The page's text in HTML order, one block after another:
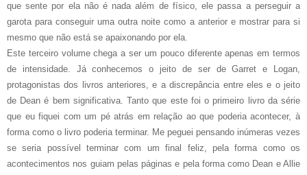
que sente por ela não é nada além de físico, ele passa a perseguir a
garota para conseguir uma outra noite como a anterior e mostrar para si
mesmo que não está se apaixonando por ela.
Este terceiro volume chega a ser um pouco diferente apenas em termos
de intensidade. Já conhecemos o jeito de ser de Garret e Logan,
protagonistas dos livros anteriores, e a discrepância entre eles e o jeito
de Dean é bem significativa. Tanto que este foi o primeiro livro da série
que eu fiquei com um pé atrás em relação ao que poderia acontecer, à
forma como o livro poderia terminar. Me peguei pensando inúmeras vezes
se seria possível terminar com um final feliz, pela forma como os
acontecimentos nos guiam pelas páginas e pela forma como Dean e Allie